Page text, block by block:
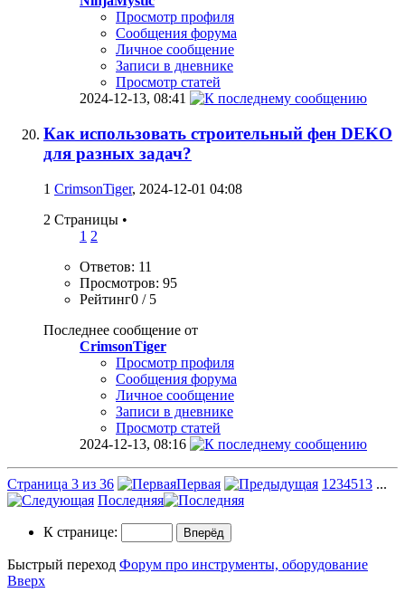
Просмотр профиля
Сообщения форума
Личное сообщение
Записи в дневнике
Просмотр статей
2024-12-13, 08:41
Как использовать строительный фен DEKO
для разных задач?
1 CrimsonTiger, 2024-12-01 04:08
2 Страницы •
1 2
Ответов: 11
Просмотров: 95
Рейтинг0 / 5
Последнее сообщение от
CrimsonTiger
Просмотр профиля
Сообщения форума
Личное сообщение
Записи в дневнике
Просмотр статей
2024-12-13, 08:16
Страница 3 из 36 Первая 1 234513 ...
Последняя
К странице:
Быстрый переход Форум про инструменты, оборудование
Вверх